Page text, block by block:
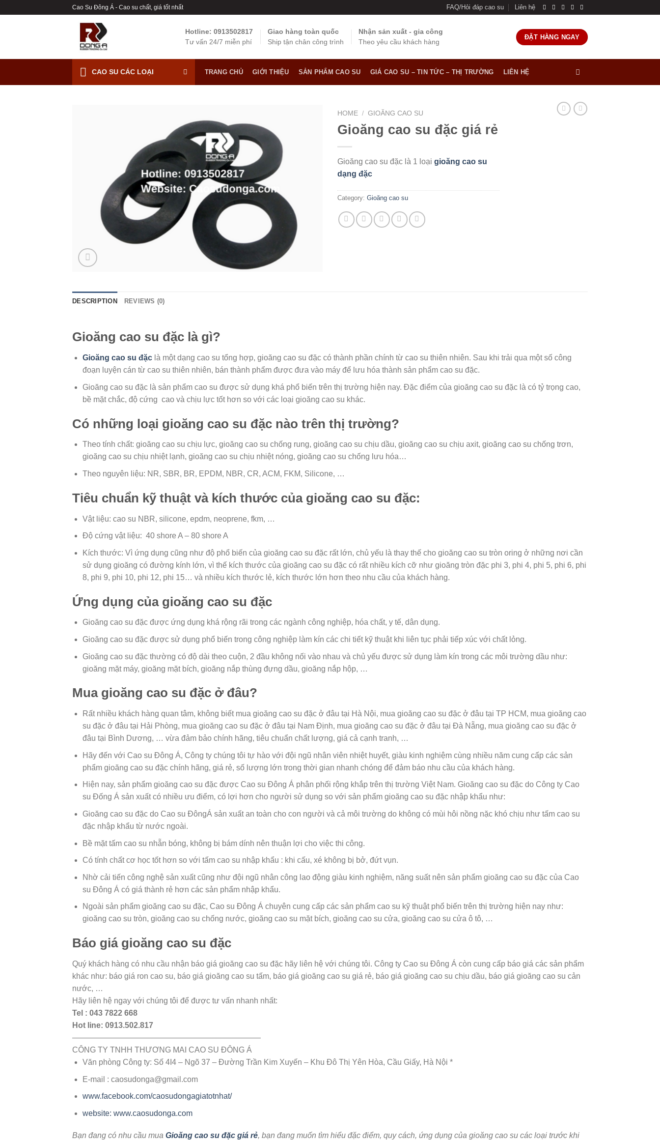
Cao Su Đông Á - Cao su chất, giá tốt nhất FAQ/Hỏi đáp cao su Liên hệ
Hotline: 0913502817
Tư vấn 24/7 miễn phí
Giao hàng toàn quốc
Ship tận chân công trình
Nhận sản xuất - gia công
Theo yêu cầu khách hàng
ĐẶT HÀNG NGAY
CAO SU CÁC LOẠI TRANG CHỦ GIỚI THIỆU SẢN PHẨM CAO SU GIÁ CAO SU – TIN TỨC – THỊ TRƯỜNG LIÊN HỆ
HOME / GIOĂNG CAO SU
Gioăng cao su đặc giá rẻ
Gioăng cao su đặc là 1 loại gioăng cao su
dạng đặc
Category: Gioăng cao su
DESCRIPTION REVIEWS (0)
Gioăng cao su đặc là gì?
Gioăng cao su đặclà một dạng cao su tổng hợp, gioăng cao su đặc có thành phần chính từ cao su thiên nhiên. Sau khi trải qua một số công
đoạn luyện cán từ cao su thiên nhiên, bán thành phẩm được đưa vào máy để lưu hóa thành sản phẩm cao su đặc.
Gioăng cao su đặc là sản phẩm cao su được sử dụng khá phổ biến trên thị trường hiện nay. Đặc điểm của gioăng cao su đặc là có tỷ trọng cao,
bề mặt chắc, độ cứng cao và chịu lực tốt hơn so với các loại gioăng cao su khác.
Có những loại gioăng cao su đặc nào trên thị trường?
Theo tính chất: gioăng cao su chịu lực, gioăng cao su chống rung, gioăng cao su chịu dầu, gioăng cao su chịu axit, gioăng cao su chống trơn,
gioăng cao su chịu nhiệt lạnh, gioăng cao su chịu nhiệt nóng, gioăng cao su chống lưu hóa…
Theo nguyên liệu: NR, SBR, BR, EPDM, NBR, CR, ACM, FKM, Silicone, …
Tiêu chuẩn kỹ thuật và kích thước của gioăng cao su đặc:
Vật liệu: cao su NBR, silicone, epdm, neoprene, fkm, …
Độ cứng vật liệu: 40 shore A – 80 shore A
Kích thước: Vì ứng dụng cũng như độ phổ biến của gioăng cao su đặc rất lớn, chủ yếu là thay thế cho gioăng cao su tròn oring ở những nơi cần
sử dụng gioăng có đường kính lớn, vì thế kích thước của gioăng cao su đặc có rất nhiều kích cỡ như gioăng tròn đặc phi 3, phi 4, phi 5, phi 6, phi
8, phi 9, phi 10, phi 12, phi 15… và nhiều kích thước lẻ, kích thước lớn hơn theo nhu cầu của khách hàng.
Ứng dụng của gioăng cao su đặc
Gioăng cao su đặc được ứng dụng khá rộng rãi trong các ngành công nghiệp, hóa chất, y tế, dân dụng.
Gioăng cao su đặc được sử dụng phổ biến trong công nghiệp làm kín các chi tiết kỹ thuật khi liên tục phải tiếp xúc với chất lỏng.
Gioăng cao su đặc thường có độ dài theo cuộn, 2 đầu không nối vào nhau và chủ yếu được sử dụng làm kín trong các môi trường dầu như:
gioăng mặt máy, gioăng mặt bích, gioăng nắp thùng đựng dầu, gioăng nắp hộp, …
Mua gioăng cao su đặc ở đâu?
Rất nhiều khách hàng quan tâm, không biết mua gioăng cao su đặc ở đâu tại Hà Nội, mua gioăng cao su đặc ở đâu tại TP HCM, mua gioăng cao
su đặc ở đâu tại Hải Phòng, mua gioăng cao su đặc ở đâu tại Nam Định, mua gioăng cao su đặc ở đâu tại Đà Nẵng, mua gioăng cao su đặc ở
đâu tại Bình Dương, … vừa đảm bảo chính hãng, tiêu chuẩn chất lượng, giá cả cạnh tranh, …
Hãy đến với Cao su Đông Á, Công ty chúng tôi tự hào với đội ngũ nhân viên nhiệt huyết, giàu kinh nghiệm cùng nhiều năm cung cấp các sản
phẩm gioăng cao su đặc chính hãng, giá rẻ, số lượng lớn trong thời gian nhanh chóng để đảm báo nhu cầu của khách hàng.
Hiện nay, sản phẩm gioăng cao su đặc được Cao su Đông Á phân phối rộng khắp trên thị trường Việt Nam. Gioăng cao su đặc do Công ty Cao
su Đống Á sản xuất có nhiều ưu điểm, có lợi hơn cho người sử dụng so với sản phẩm gioăng cao su đặc nhập khẩu như:
Gioăng cao su đặc do Cao su ĐôngÁ sản xuất an toàn cho con người và cả môi trường do không có mùi hôi nồng nặc khó chịu như tấm cao su
đặc nhập khẩu từ nước ngoài.
Bề mặt tấm cao su nhẵn bóng, không bị bám dính nên thuận lợi cho việc thi công.
Có tính chất cơ học tốt hơn so với tấm cao su nhập khẩu : khi cấu, xé không bị bở, đứt vụn.
Nhờ cải tiến công nghệ sản xuất cũng như đội ngũ nhân công lao động giàu kinh nghiệm, năng suất nên sản phẩm gioăng cao su đặc của Cao
su Đông Á có giá thành rẻ hơn các sản phẩm nhập khẩu.
Ngoài sản phẩm gioăng cao su đặc, Cao su Đông Á chuyên cung cấp các sản phẩm cao su kỹ thuật phổ biến trên thị trường hiện nay như:
gioăng cao su tròn, gioăng cao su chống nước, gioăng cao su mặt bích, gioăng cao su cửa, gioăng cao su cửa ô tô, …
Báo giá gioăng cao su đặc
Quý khách hàng có nhu cầu nhận báo giá gioăng cao su đặc hãy liên hệ với chúng tôi. Công ty Cao su Đông Á còn cung cấp báo giá các sản phẩm
khác như: báo giá ron cao su, báo giá gioăng cao su tấm, báo giá gioăng cao su giá rẻ, báo giá gioăng cao su chịu dầu, báo giá gioăng cao su cản
nước, …
Hãy liên hệ ngay với chúng tôi để được tư vấn nhanh nhất:
Tel : 043 7822 668
Hot line: 0913.502.817
————————————————————————
CÔNG TY TNHH THƯƠNG MAI CAO SU ĐÔNG Á
Văn phòng Công ty: Số 4I4 – Ngõ 37 – Đường Trần Kim Xuyến – Khu Đô Thị Yên Hòa, Cầu Giấy, Hà Nội *
E-mail : caosudonga@gmail.com
www.facebook.com/caosudongagiatotnhat/
website: www.caosudonga.com
Bạn đang có nhu cầu mua Gioăng cao su đặc giá rẻ, bạn đang muốn tìm hiểu đặc điểm, quy cách, ứng dụng của gioăng cao su các loại trước khi